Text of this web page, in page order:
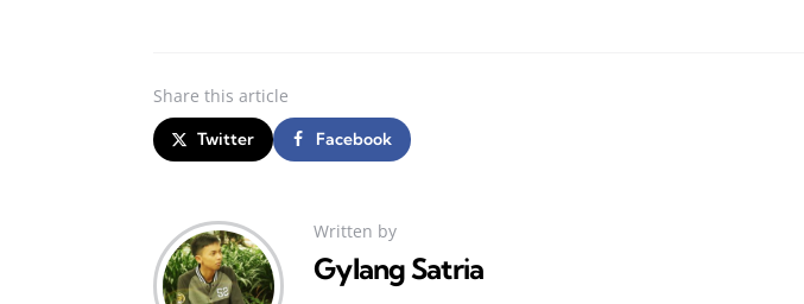
Share this article
Twitter Facebook
Written by
Gylang Satria